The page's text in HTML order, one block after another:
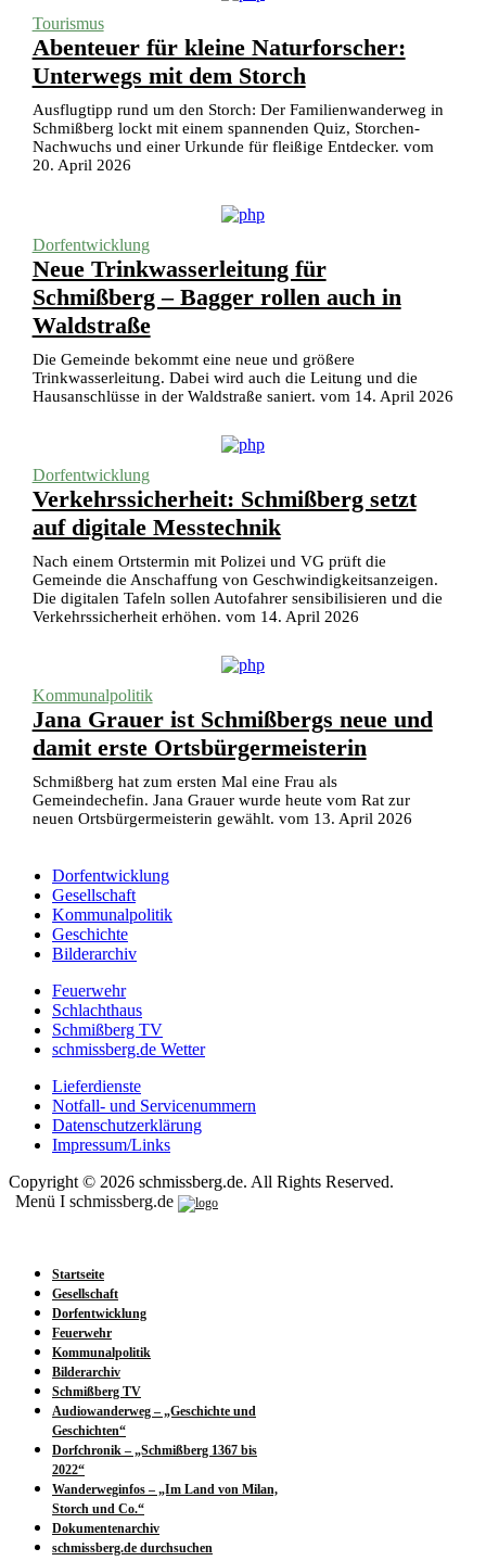
Tourismus
Abenteuer für kleine Naturforscher:
Unterwegs mit dem Storch
Ausflugtipp rund um den Storch: Der Familienwanderweg in
Schmißberg lockt mit einem spannenden Quiz, Storchen-
Nachwuchs und einer Urkunde für fleißige Entdecker. vom
20. April 2026
Dorfentwicklung
Neue Trinkwasserleitung für
Schmißberg – Bagger rollen auch in
Waldstraße
Die Gemeinde bekommt eine neue und größere
Trinkwasserleitung. Dabei wird auch die Leitung und die
Hausanschlüsse in der Waldstraße saniert. vom 14. April 2026
Dorfentwicklung
Verkehrssicherheit: Schmißberg setzt
auf digitale Messtechnik
Nach einem Ortstermin mit Polizei und VG prüft die
Gemeinde die Anschaffung von Geschwindigkeitsanzeigen.
Die digitalen Tafeln sollen Autofahrer sensibilisieren und die
Verkehrssicherheit erhöhen. vom 14. April 2026
Kommunalpolitik
Jana Grauer ist Schmißbergs neue und
damit erste Ortsbürgermeisterin
Schmißberg hat zum ersten Mal eine Frau als
Gemeindechefin. Jana Grauer wurde heute vom Rat zur
neuen Ortsbürgermeisterin gewählt. vom 13. April 2026
Dorfentwicklung
Gesellschaft
Kommunalpolitik
Geschichte
Bilderarchiv
Feuerwehr
Schlachthaus
Schmißberg TV
schmissberg.de Wetter
Lieferdienste
Notfall- und Servicenummern
Datenschutzerklärung
Impressum/Links
Copyright © 2026 schmissberg.de. All Rights Reserved.
Menü I schmissberg.de
Startseite
Gesellschaft
Dorfentwicklung
Feuerwehr
Kommunalpolitik
Bilderarchiv
Schmißberg TV
Audiowanderweg – „Geschichte und
Geschichten“
Dorfchronik – „Schmißberg 1367 bis
2022“
Wanderweginfos – „Im Land von Milan,
Storch und Co.“
Dokumentenarchiv
schmissberg.de durchsuchen